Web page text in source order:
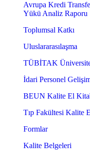
Avrupa Kredi
Yükü Analiz Raporu
Toplumsal Katkı
Uluslararasılaşma
TÜBİTAK
İdari Personel
BEUN Kalite El
Tıp Fakültesi Kalite
Formlar
Kalite Belgeleri